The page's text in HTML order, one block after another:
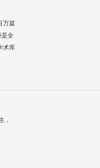
万篇
全
术库
，